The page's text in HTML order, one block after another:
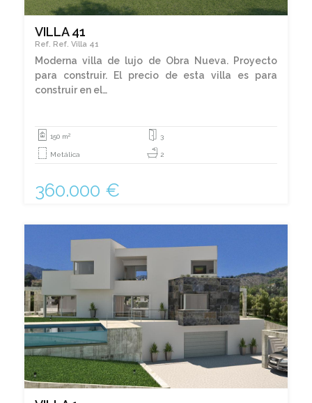
VILLA 41
Ref. Ref. Villa 41
Moderna villa de lujo de Obra Nueva. Proyecto
para construir. El precio de esta villa es para
construir en el…
150 m2
Metálica
3
2
360.000 €